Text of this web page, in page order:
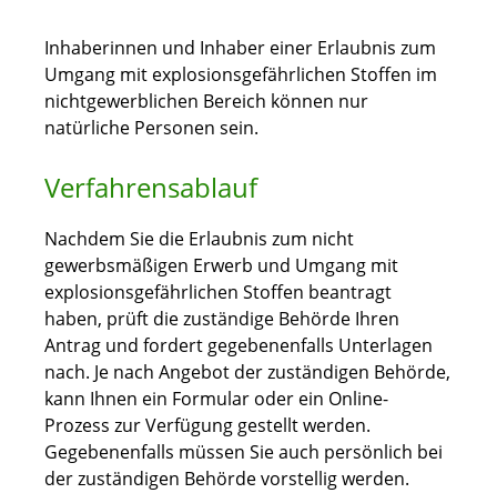
Inhaberinnen und Inhaber einer Erlaubnis zum
Umgang mit explosionsgefährlichen Stoffen im
nichtgewerblichen Bereich können nur
natürliche Personen sein.
Verfahrensablauf
Nachdem Sie die Erlaubnis zum nicht
gewerbsmäßigen Erwerb und Umgang mit
explosionsgefährlichen Stoffen beantragt
haben, prüft die zuständige Behörde Ihren
Antrag und fordert gegebenenfalls Unterlagen
nach. Je nach Angebot der zuständigen Behörde,
kann Ihnen ein Formular oder ein Online-
Prozess zur Verfügung gestellt werden.
Gegebenenfalls müssen Sie auch persönlich bei
der zuständigen Behörde vorstellig werden.